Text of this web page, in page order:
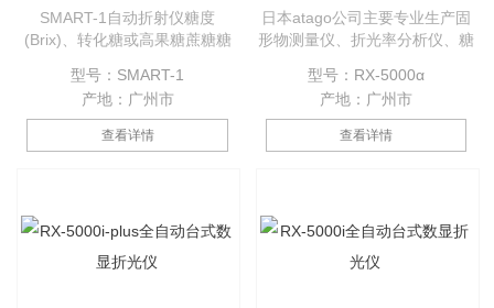
SMART-1自动折射仪糖度
(Brix)、转化糖或高果糖蔗糖糖
95.00%，而且准确率高达
&plusmn;0.05% !SMART-1 具有
自动温度补偿功能.
型号：SMART-1
产地：广州市
查看详情
日本atago公司主要专业生产固
形物测量仪、折光率分析仪、糖
分计、果汁浓度计、阿贝折光
仪、阿贝折射仪、海水盐度计、
BRIX分析仪、麦芽浓度分析仪、
乙醇浓度计、丙二醇测量仪、旋
油浓度计、防冻液冰点测量仪、
冰点仪、电池液测量仪、碱液浓
度传感器、DMF浓度传感器、双
型号：RX-5000α
产地：广州市
查看详情